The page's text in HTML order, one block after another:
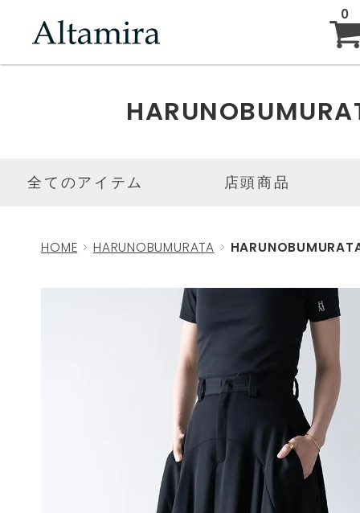
0
ABOUT
BLOG
全てのアイテム 店頭商品
HOME HARUNOBUMURATA